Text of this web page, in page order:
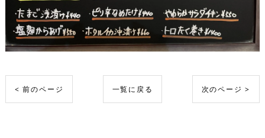
< 前のページ 一覧に戻る 次のページ >